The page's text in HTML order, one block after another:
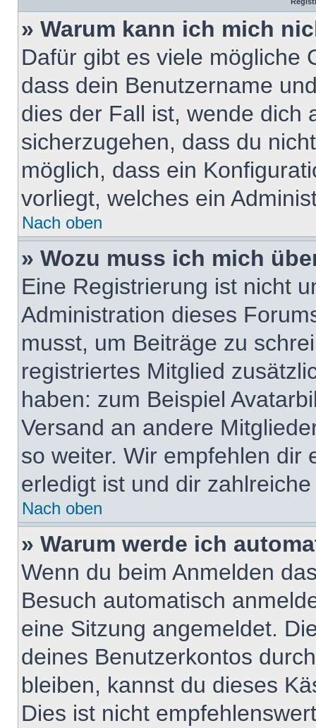
» Warum kann ich mich
Dafür gibt es viele mögliche
dass dein Benutzername
dies der Fall ist, wende dich
sicherzugehen, dass du
möglich, dass ein
vorliegt, welches ein
Nach oben
» Wozu muss ich mich
Eine Registrierung ist nicht
Administration dieses
musst, um Beiträge zu
registriertes Mitglied
haben: zum Beispiel
Versand an andere
so weiter. Wir empfehlen dir
erledigt ist und dir
Nach oben
» Warum werde ich
Wenn du beim Anmelden
Besuch automatisch
eine Sitzung angemeldet.
deines Benutzerkontos
bleiben, kannst du dieses
Dies ist nicht